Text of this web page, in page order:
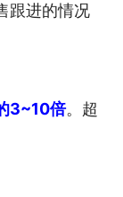
跟进的情况
3~10倍。超